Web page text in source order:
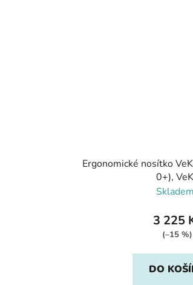
Ergonomické nosítko
0+),
3 225
(–15 %)
DO